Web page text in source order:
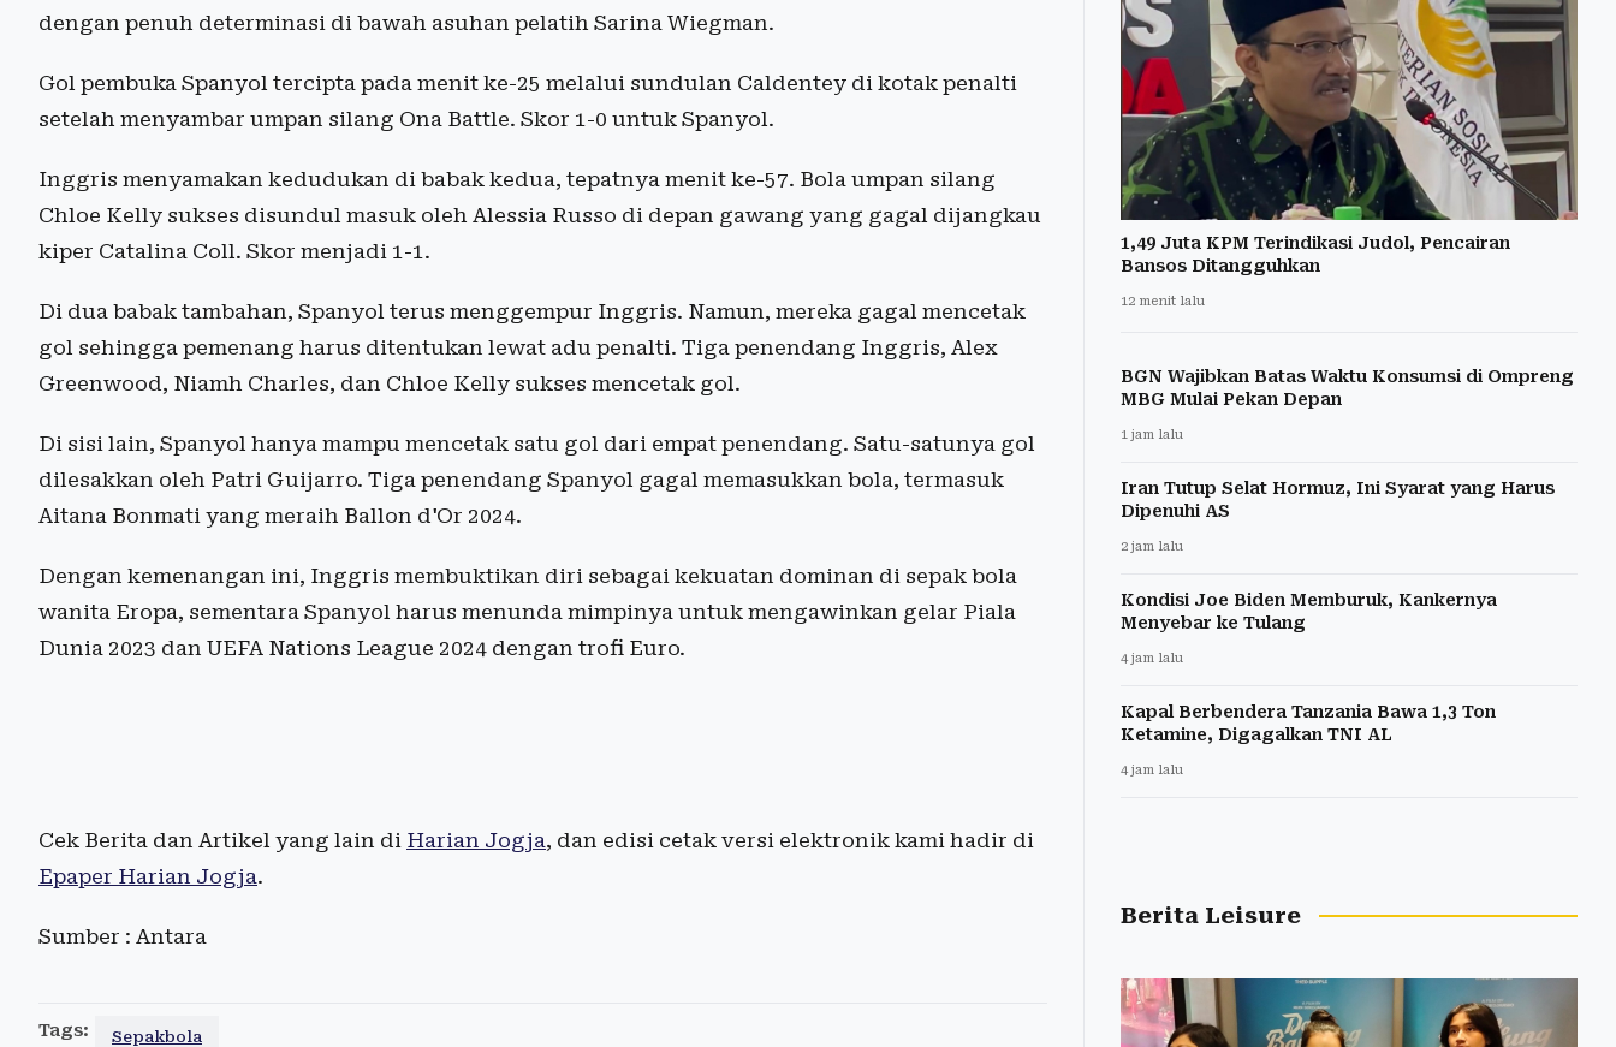
dengan penuh determinasi di bawah asuhan pelatih Sarina Wiegman.
Gol pembuka Spanyol tercipta pada menit ke-25 melalui sundulan Caldentey di kotak penalti
setelah menyambar umpan silang Ona Battle. Skor 1-0 untuk Spanyol.
Inggris menyamakan kedudukan di babak kedua, tepatnya menit ke-57. Bola umpan silang
Chloe Kelly sukses disundul masuk oleh Alessia Russo di depan gawang yang gagal dijangkau
kiper Catalina Coll. Skor menjadi 1-1.
Di dua babak tambahan, Spanyol terus menggempur Inggris. Namun, mereka gagal mencetak
gol sehingga pemenang harus ditentukan lewat adu penalti. Tiga penendang Inggris, Alex
Greenwood, Niamh Charles, dan Chloe Kelly sukses mencetak gol.
Di sisi lain, Spanyol hanya mampu mencetak satu gol dari empat penendang. Satu-satunya gol
dilesakkan oleh Patri Guijarro. Tiga penendang Spanyol gagal memasukkan bola, termasuk
Aitana Bonmati yang meraih Ballon d'Or 2024.
Dengan kemenangan ini, Inggris membuktikan diri sebagai kekuatan dominan di sepak bola
wanita Eropa, sementara Spanyol harus menunda mimpinya untuk mengawinkan gelar Piala
Dunia 2023 dan UEFA Nations League 2024 dengan trofi Euro.
Cek Berita dan Artikel yang lain di Harian Jogja, dan edisi cetak versi elektronik kami hadir di
Epaper Harian Jogja.
Sumber : Antara
Tags: Sepakbola
1,49 Juta KPM Terindikasi Judol, Pencairan
Bansos Ditangguhkan
12 menit lalu
BGN Wajibkan Batas Waktu Konsumsi di Ompreng
MBG Mulai Pekan Depan
1 jam lalu
Iran Tutup Selat Hormuz, Ini Syarat yang Harus
Dipenuhi AS
2 jam lalu
Kondisi Joe Biden Memburuk, Kankernya
Menyebar ke Tulang
4 jam lalu
Kapal Berbendera Tanzania Bawa 1,3 Ton
Ketamine, Digagalkan TNI AL
4 jam lalu
Berita Leisure